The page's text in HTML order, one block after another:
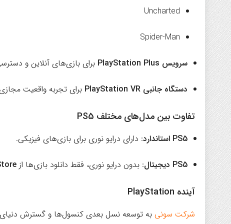
Uncharted
Spider-Man
سرویس PlayStation Plus برای بازی‌های آنلاین و
دستگاه جانبی PlayStation VR برای تجربه واقعیت
تفاوت بین مدل‌های مختلف PS5
PS5 استاندارد : دارای درایو نوری برای بازی‌های فیزیکی.
PS5 دیجیتال : بدون درایو نوری، فقط دانلود بازی‌ها از
آینده PlayStation
شرکت سونی به توسعه نسل بعدی کنسول‌ها و گسترش دنیای